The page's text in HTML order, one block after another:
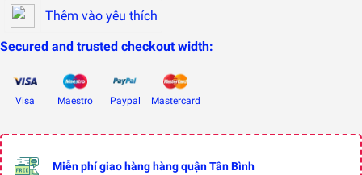
Thêm vào yêu thích
Secured and trusted checkout width:
Visa Maestro Paypal Mastercard
Miễn phí giao hàng hàng quận Tân Bình